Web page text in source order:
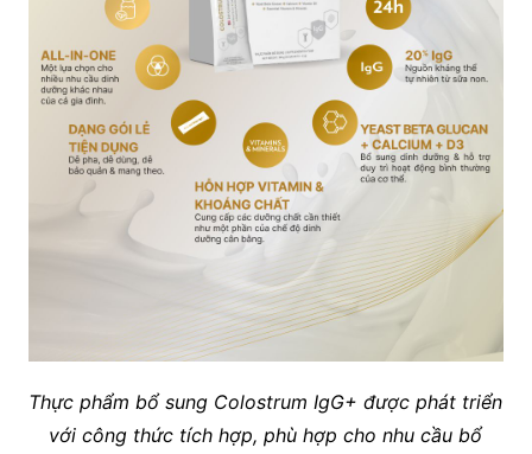
Thực phẩm bổ sung Colostrum IgG+ được phát triển
với công thức tích hợp, phù hợp cho nhu cầu bổ